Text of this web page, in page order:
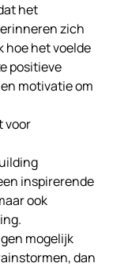
het
zich
hoe het voelde
positieve
motivatie om
voor
inspirerende
ook
mogelijk
dan